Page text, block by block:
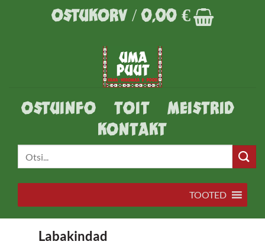
OSTUKORV /0,00 €
OSTUINFO TOIT
MEISTRID
KONTAKT
TOOTED
Labakindad